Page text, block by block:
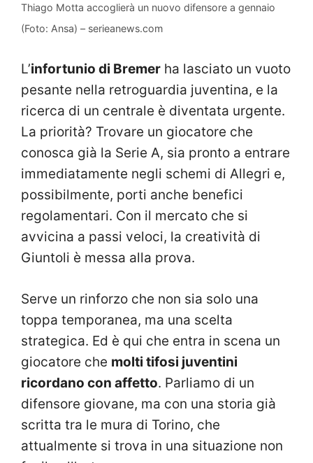
Thiago Motta accoglierà un nuovo difensore a gennaio
(Foto: Ansa) – serieanews.com
L’infortunio di Bremer ha lasciato un vuoto
pesante nella retroguardia juventina, e la
ricerca di un centrale è diventata urgente.
La priorità? Trovare un giocatore che
conosca già la Serie A, sia pronto a entrare
immediatamente negli schemi di Allegri e,
possibilmente, porti anche benefici
regolamentari. Con il mercato che si
avvicina a passi veloci, la creatività di
Giuntoli è messa alla prova.
Serve un rinforzo che non sia solo una
toppa temporanea, ma una scelta
strategica. Ed è qui che entra in scena un
giocatore che molti tifosi juventini
ricordano con affetto. Parliamo di un
difensore giovane, ma con una storia già
scritta tra le mura di Torino, che
attualmente si trova in una situazione non